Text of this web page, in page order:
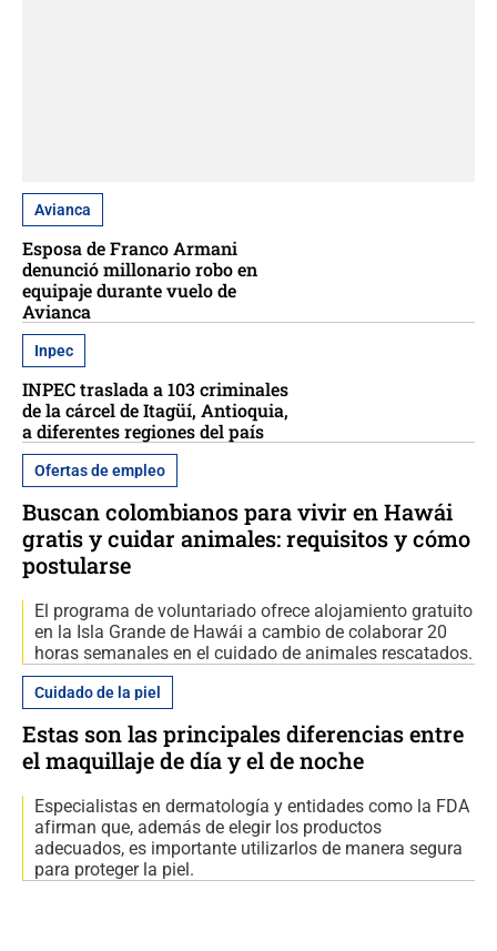
Avianca
Esposa de Franco Armani
denunció millonario robo en
equipaje durante vuelo de
Avianca
Inpec
INPEC traslada a 103 criminales
de la cárcel de Itagüí, Antioquia,
a diferentes regiones del país
Ofertas de empleo
Buscan colombianos para vivir en Hawái
gratis y cuidar animales: requisitos y cómo
postularse
El programa de voluntariado ofrece alojamiento gratuito
en la Isla Grande de Hawái a cambio de colaborar 20
horas semanales en el cuidado de animales rescatados.
Cuidado de la piel
Estas son las principales diferencias entre
el maquillaje de día y el de noche
Especialistas en dermatología y entidades como la FDA
afirman que, además de elegir los productos
adecuados, es importante utilizarlos de manera segura
para proteger la piel.